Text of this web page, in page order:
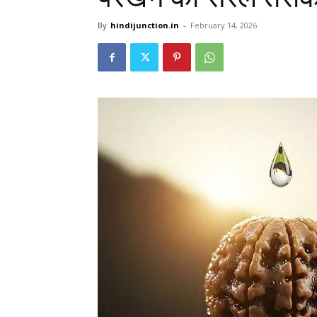
By hindijunction.in - February 14, 2026